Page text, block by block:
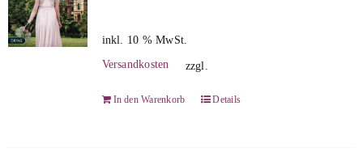
inkl. 10 % MwSt.
zzgl.
Versandkosten
In den Warenkorb Details